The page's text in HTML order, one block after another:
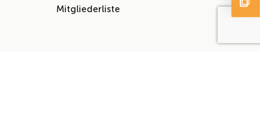
Mitgliederliste